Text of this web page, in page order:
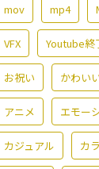
mov mp4
VFX Youtube終
お祝い かわい
アニメ エモー
カジュアル カ